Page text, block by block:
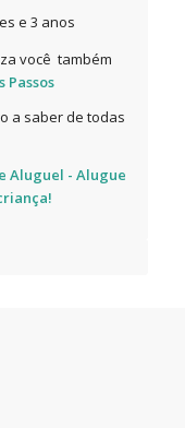
e 3 anos
você também
Passos
a saber de todas
Aluguel - Alugue